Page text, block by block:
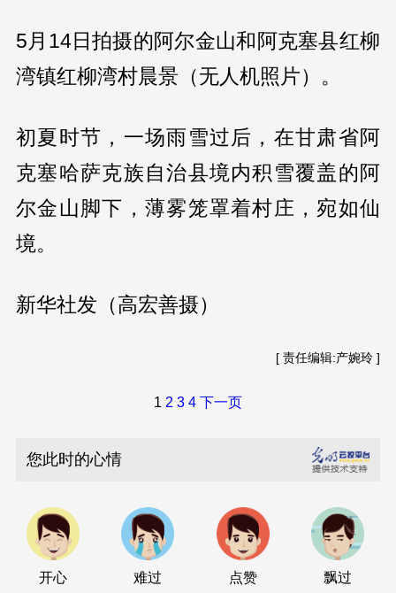
5月14日拍摄的阿尔金山和阿克塞县红柳
湾镇红柳湾村晨景（无人机照片）。
初夏时节，一场雨雪过后，在甘肃省阿
克塞哈萨克族自治县境内积雪覆盖的阿
尔金山脚下，薄雾笼罩着村庄，宛如仙
境。
新华社发（高宏善摄）
[ 责任编辑:产婉玲 ]
1 2 3 4 下一页
您此时的心情
开心
难过
点赞
飘过